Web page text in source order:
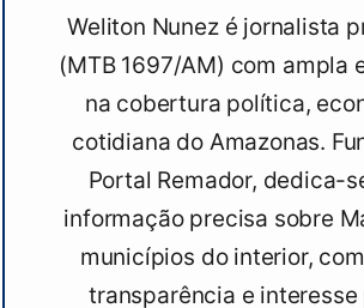
Weliton Nunez é jornalista
(MTB 1697/AM) com ampla
na cobertura política,
cotidiana do Amazonas.
Portal Remador, dedica-
informação precisa sobre
municípios do interior,
transparência e